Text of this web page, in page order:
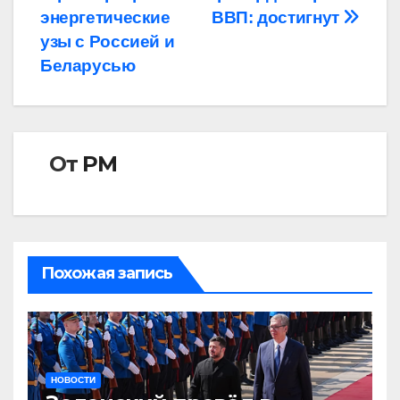
по
записям
ВВП: достигнут
энергетические
узы с Россией и
Беларусью
От РМ
Похожая запись
НОВОСТИ